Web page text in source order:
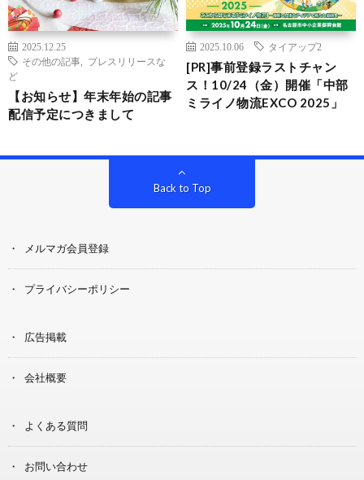
2025.12.25
その他の記事
プレスリリースな
ど
【お知らせ】年末年始の記事
配信予定につきまして
2025.10.06 タイアップ2
[PR]事前登録ラストチャン
ス！10/24（金）開催「中部
ミライノ物流EXCO 2025」
Back to Top
メルマガ会員登録
プライバシーポリシー
広告掲載
会社概要
よくある質問
お問い合わせ